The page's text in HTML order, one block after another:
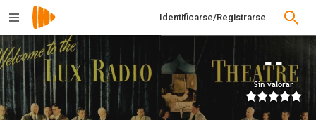
Identificarse/Registrarse
--
Sin valorar